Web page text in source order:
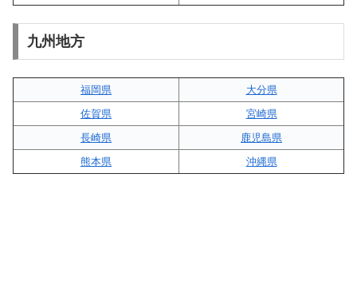
九州地方
福岡県
大分県
佐賀県
宮崎県
長崎県
鹿児島県
熊本県
沖縄県